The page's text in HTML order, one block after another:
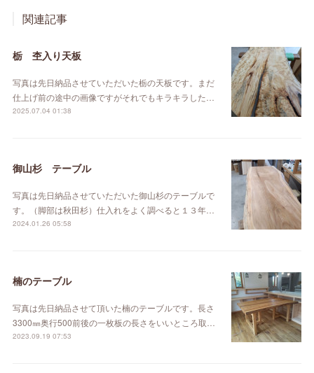
関連記事
栃 杢入り天板
写真は先日納品させていただいた栃の天板です。まだ
仕上げ前の途中の画像ですがそれでもキラキラした…
2025.07.04 01:38
御山杉 テーブル
写真は先日納品させていただいた御山杉のテーブルで
す。（脚部は秋田杉）仕入れをよく調べると１３年…
2024.01.26 05:58
楠のテーブル
写真は先日納品させて頂いた楠のテーブルです。長さ
3300㎜奥行500前後の一枚板の長さをいいところ取…
2023.09.19 07:53